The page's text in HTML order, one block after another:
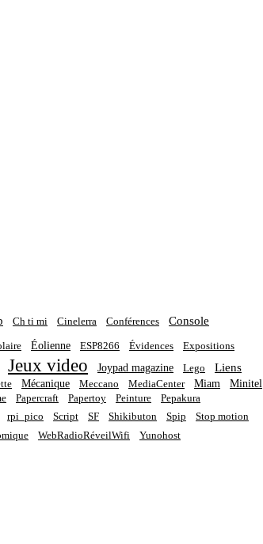
Ch ti mi Cinelerra Conférences Console
Éolienne ESP8266 Évidences
Expositions
Jeux video Joypad magazine Lego
Liens
Mécanique Meccano MediaCenter Miam
Minitel
Papercraft Papertoy Peinture
Pepakura
rpi_pico Script SF Shikibuton Spip
Stop motion
WebRadioRéveilWifi Yunohost